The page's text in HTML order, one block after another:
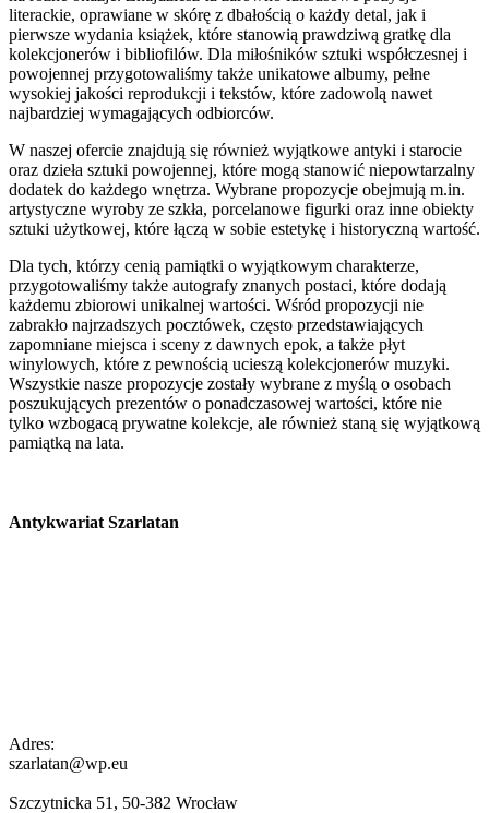
literackie, oprawiane w skórę z dbałością o każdy detal, jak i
pierwsze wydania książek, które stanowią prawdziwą gratkę dla
kolekcjonerów i bibliofilów. Dla miłośników sztuki współczesnej i
powojennej przygotowaliśmy także unikatowe albumy, pełne
wysokiej jakości reprodukcji i tekstów, które zadowolą nawet
najbardziej wymagających odbiorców.
W naszej ofercie znajdują się również wyjątkowe antyki i starocie
oraz dzieła sztuki powojennej, które mogą stanowić niepowtarzalny
dodatek do każdego wnętrza. Wybrane propozycje obejmują m.in.
artystyczne wyroby ze szkła, porcelanowe figurki oraz inne obiekty
sztuki użytkowej, które łączą w sobie estetykę i historyczną wartość.
Dla tych, którzy cenią pamiątki o wyjątkowym charakterze,
przygotowaliśmy także autografy znanych postaci, które dodają
każdemu zbiorowi unikalnej wartości. Wśród propozycji nie
zabrakło najrzadszych pocztówek, często przedstawiających
zapomniane miejsca i sceny z dawnych epok, a także płyt
winylowych, które z pewnością ucieszą kolekcjonerów muzyki.
Wszystkie nasze propozycje zostały wybrane z myślą o osobach
poszukujących prezentów o ponadczasowej wartości, które nie
tylko wzbogacą prywatne kolekcje, ale również staną się wyjątkową
pamiątką na lata.
Antykwariat Szarlatan
Adres:
szarlatan@wp.eu
Szczytnicka 51, 50-382 Wrocław